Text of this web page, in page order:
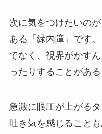
次に気をつけたいの
ある「緑内障」です
でなく、視界がかす
ったりすることがあ
急激に眼圧が上がる
吐き気を感じること